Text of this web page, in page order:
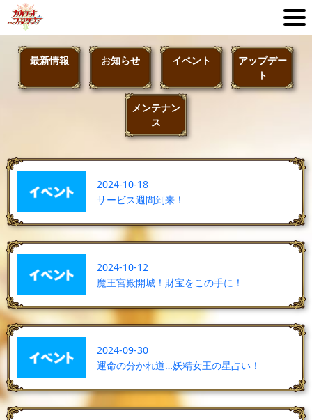
最新情報 お知らせ イベント
アップデー
ト
メンテナン
ス
2024-10-18
サービス週間到来！
2024-10-12
魔王宮殿開城！財宝をこの手に！
2024-09-30
運命の分かれ道…妖精女王の星占い！